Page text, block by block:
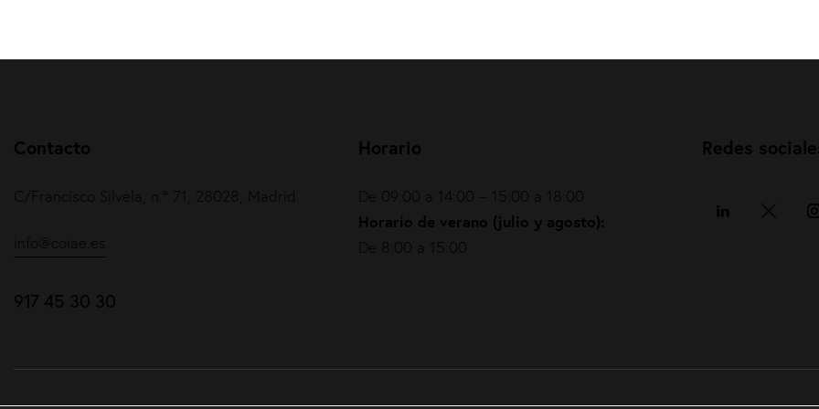
Contacto
C/Francisco Silvela, n.º 71, 28028, Madrid
info@coiae.es
917 45 30 30
Horario
De 09:00 a 14:00 – 15:00 a 18:00
Horario de verano (julio y agosto):
De 8:00 a 15:00
Redes